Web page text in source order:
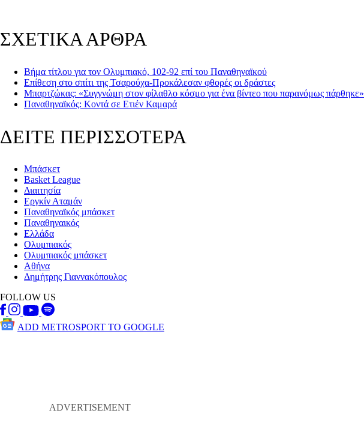
ΣΧΕΤΙΚΑ ΑΡΘΡΑ
Βήμα τίτλου για τον Ολυμπιακό, 102-92 επί του Παναθηναϊκού
Επίθεση στο σπίτι της Τσαρούχα-Προκάλεσαν φθορές οι δράστες
Μπαρτζώκας: «Συγγνώμη στον φίλαθλο κόσμο για ένα βίντεο που παρανόμως πάρθηκε»
Παναθηναϊκός: Κοντά σε Ετιέν Καμαρά
ΔΕΙΤΕ ΠΕΡΙΣΣΟΤΕΡΑ
Μπάσκετ
Basket League
Διαιτησία
Εργκίν Αταμάν
Παναθηναϊκός μπάσκετ
Παναθηναικός
Ελλάδα
Ολυμπιακός
Ολυμπιακός μπάσκετ
Αθήνα
Δημήτρης Γιαννακόπουλος
FOLLOW US
ADD METROSPORT TO GOOGLE